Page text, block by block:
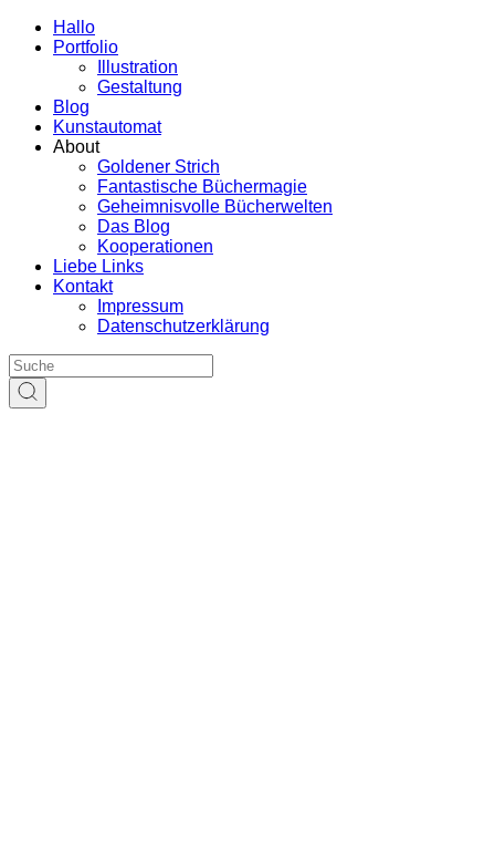
Hallo
Portfolio
Illustration
Gestaltung
Blog
Kunstautomat
About
Goldener Strich
Fantastische Büchermagie
Geheimnisvolle Bücherwelten
Das Blog
Kooperationen
Liebe Links
Kontakt
Impressum
Datenschutzerklärung